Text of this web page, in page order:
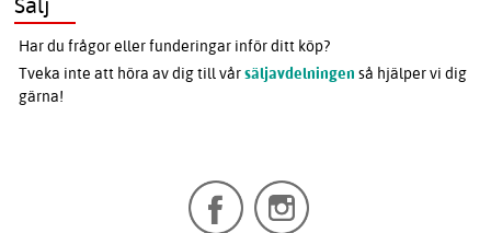
Har du frågor eller funderingar inför ditt köp?
Tveka inte att höra av dig till vårsäljavdelningen så hjälper vi dig
gärna!